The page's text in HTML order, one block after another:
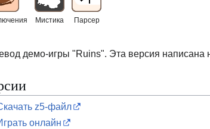
Мистика Парсер
демо-игры "Ruins". Эта версия написана
z5-файл
онлайн